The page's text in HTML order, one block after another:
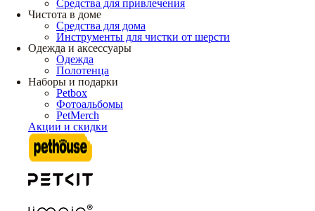
Средства для привлечения
Чистота в доме
Средства для дома
Инструменты для чистки от шерсти
Одежда и аксессуары
Одежда
Полотенца
Наборы и подарки
Petbox
Фотоальбомы
PetMerch
Акции и скидки